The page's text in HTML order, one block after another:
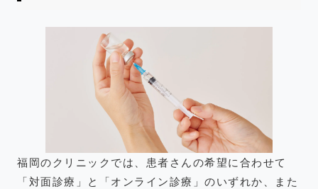
福岡のクリニックでは、患者さんの希望に合わせて
「対面診療」と「オンライン診療」のいずれか、また